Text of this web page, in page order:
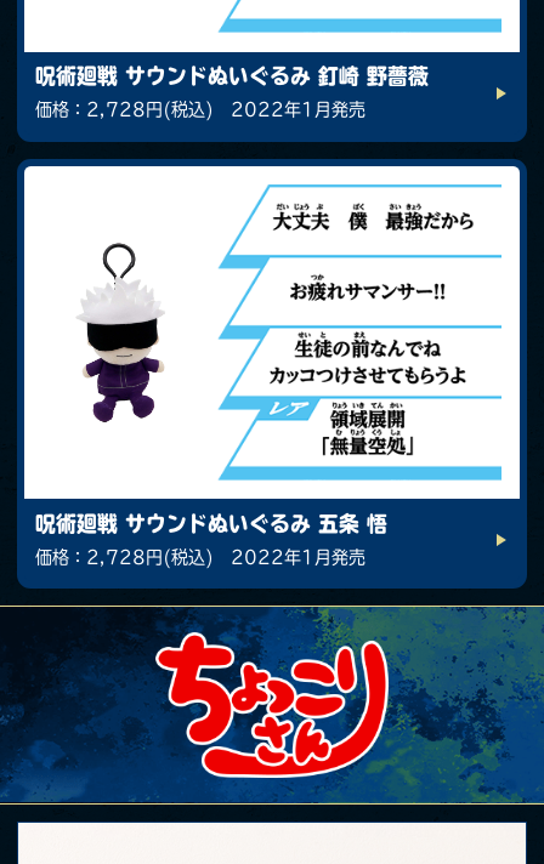
呪術廻戦 サウンドぬいぐるみ 釘崎 野薔薇
価格：2,728円(税込) 2022年1月発売
呪術廻戦 サウンドぬいぐるみ 五条 悟
価格：2,728円(税込) 2022年1月発売